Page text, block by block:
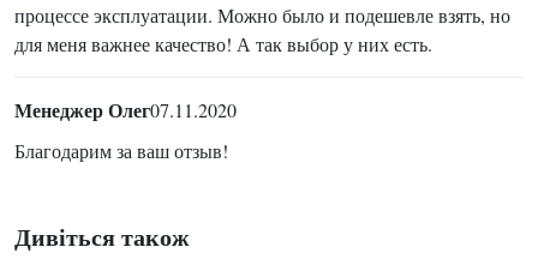
процессе эксплуатации. Можно было и подешевле взять, но
для меня важнее качество! А так выбор у них есть.
Менеджер Олег07.11.2020
Благодарим за ваш отзыв!
Дивіться також